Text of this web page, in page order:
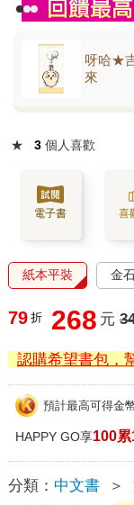
呀哈★
來
★ 3 個人喜歡
電子書 喜
紙本平裝 金
79 折 268 元
認購希望書包，
預計最高可得金
HAPPY GO享100
分類： 中文書 ＞